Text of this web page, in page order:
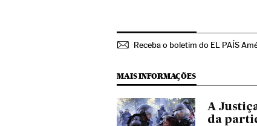
Receba o boletim do EL PAÍS
MAIS INFORMAÇÕES
A
da